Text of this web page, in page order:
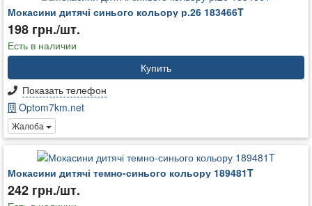
Мокасини дитячі синього кольору р.26 183466T
198 грн./шт.
Есть в наличии
Купить
Показать телефон
Optom7km.net
Жалоба
Мокасини дитячі темно-синього кольору 189481T
242 грн./шт.